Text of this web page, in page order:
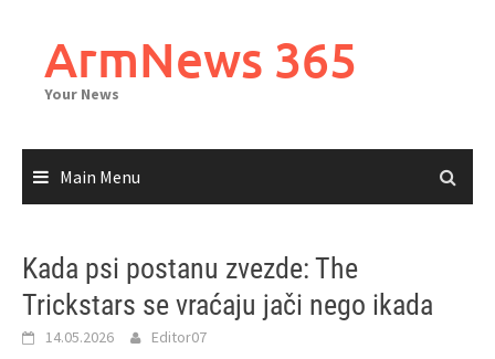
contentArmNews 365
Your News
Main Menu
Kada psi postanu zvezde: The
Trickstars se vraćaju jači nego ikada
14.05.2026 Editor07